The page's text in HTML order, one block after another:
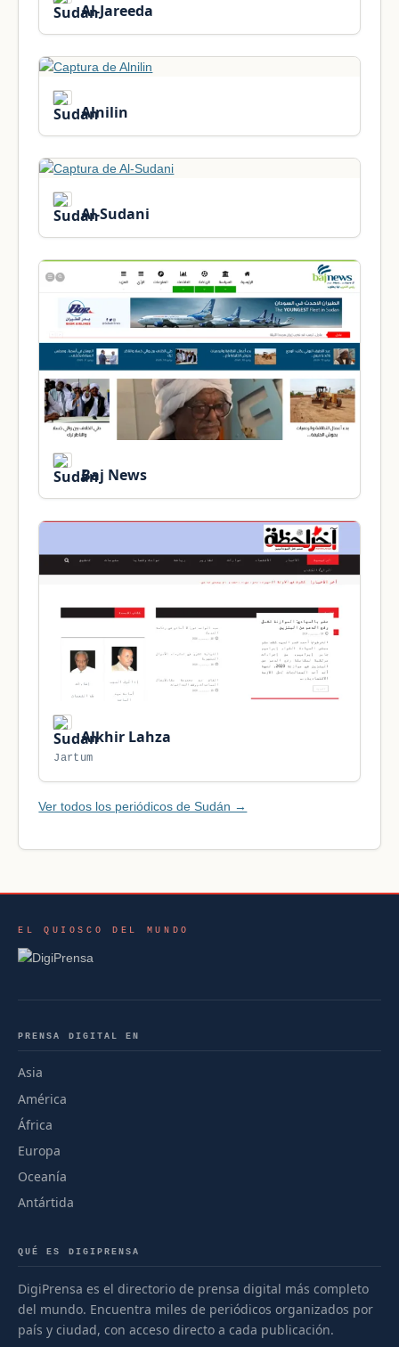
Al-Jareeda
Alnilin
Al-Sudani
Baj News
Alkhir Lahza
Jartum
Ver todos los periódicos de Sudán →
EL QUIOSCO DEL MUNDO
PRENSA DIGITAL EN
Asia
América
África
Europa
Oceanía
Antártida
QUÉ ES DIGIPRENSA
DigiPrensa es el directorio de prensa digital más completo
del mundo. Encuentra miles de periódicos organizados por
país y ciudad, con acceso directo a cada publicación.